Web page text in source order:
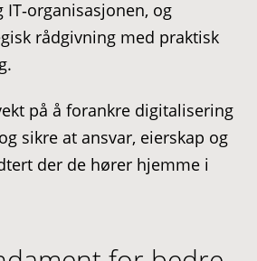
og
rådgivning med praktisk
på å forankre digitalisering
sikre at ansvar, eierskap og
der de hører hjemme i